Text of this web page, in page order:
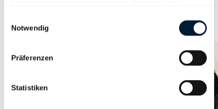
Notwendig
Präferenzen
Statistiken
Schweiz erfahren!